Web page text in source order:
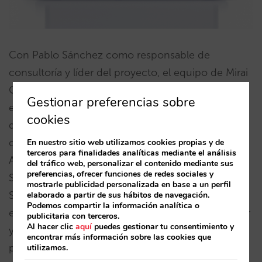
Con Pablo Sánchez como responsable de
consultoría y líder del proyecto, el equipo de Mirai
Consulting está formado por expertos con amplia
experiencia en la gestión de la estrategia en
diferentes áreas de responsabilidad de hoteles y
cadenas hoteleras, como Pablo Delgado, CEO
América de Mirai, Javier Delgado, CEO EMEA, Pau
Siquier, Digital Marketing Director y Marta Romero,
Senior Account Manager, entre otros. Toda esa
experiencia y talento es reunido ahora para ayudar
y acompañar a más hoteles que deciden dar el
paso hacia una mejora y control de sus ingresos,
Gestionar preferencias sobre
cookies
En nuestro sitio web utilizamos cookies propias y de
terceros para finalidades analíticas mediante el análisis
del tráfico web, personalizar el contenido mediante sus
preferencias, ofrecer funciones de redes sociales y
mostrarle publicidad personalizada en base a un perfil
elaborado a partir de sus hábitos de navegación.
Podemos compartir la información analítica o
publicitaria con terceros.
Al hacer clicaquípuedes gestionar tu consentimiento y
encontrar más información sobre las cookies que
utilizamos.